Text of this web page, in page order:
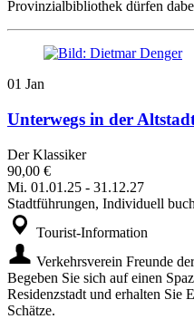
Provinzialbibliothek dürfen
01 Jan
Unterwegs in der
Der Klassiker
90,00 €
Mi. 01.01.25 - 31.12.27
Stadtführungen, Individuell
Tourist-Information
Verkehrsverein Freunde
Begeben Sie sich auf einen
Residenzstadt und erhalten Sie
Schätze.